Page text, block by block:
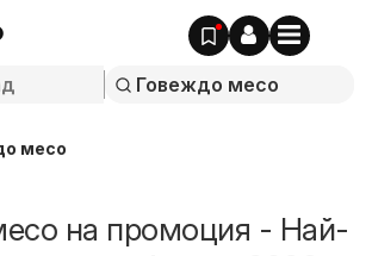
месо
на промоция - Най-